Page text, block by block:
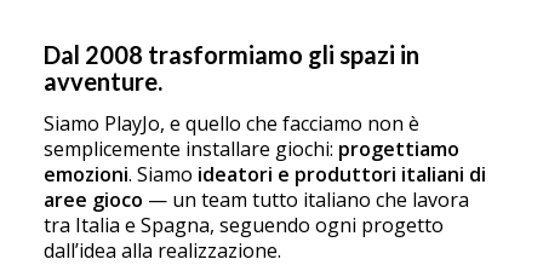
Dal 2008 trasformiamo gli spazi in
avventure.
Siamo PlayJo, e quello che facciamo non è
semplicemente installare giochi: progettiamo
emozioni. Siamo ideatori e produttori italiani di
aree gioco — un team tutto italiano che lavora
tra Italia e Spagna, seguendo ogni progetto
dall’idea alla realizzazione.